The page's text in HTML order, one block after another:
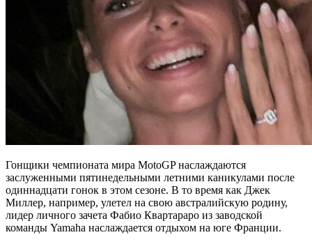
Гонщики чемпионата мира MotoGP наслаждаются
заслуженными пятинедельными летними каникулами после
одиннадцати гонок в этом сезоне. В то время как Джек
Миллер, например, улетел на свою австралийскую родину,
лидер личного зачета Фабио Квартараро из заводской
команды Yamaha наслаждается отдыхом на юге Франции.